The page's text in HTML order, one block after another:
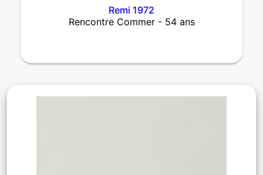
Remi 1972
Rencontre Commer - 54 ans